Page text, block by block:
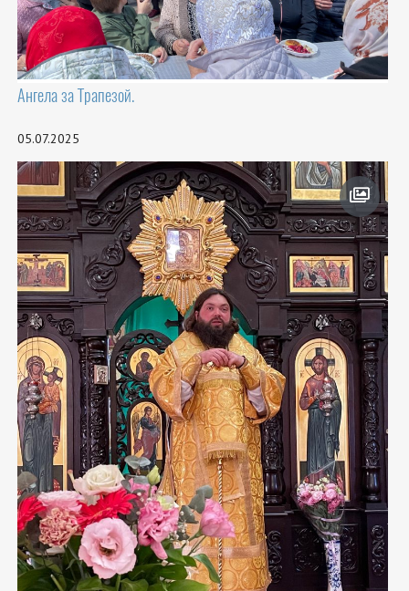
Ангела за Трапезой.
05.07.2025